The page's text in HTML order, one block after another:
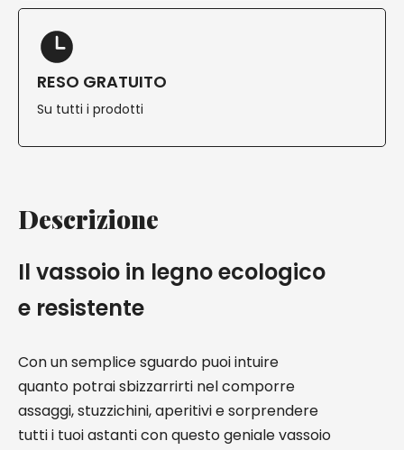
RESO GRATUITO
Su tutti i prodotti
Descrizione
Il vassoio in legno ecologico
e resistente
Con un semplice sguardo puoi intuire
quanto potrai sbizzarrirti nel comporre
assaggi, stuzzichini, aperitivi e sorprendere
tutti i tuoi astanti con questo geniale vassoio